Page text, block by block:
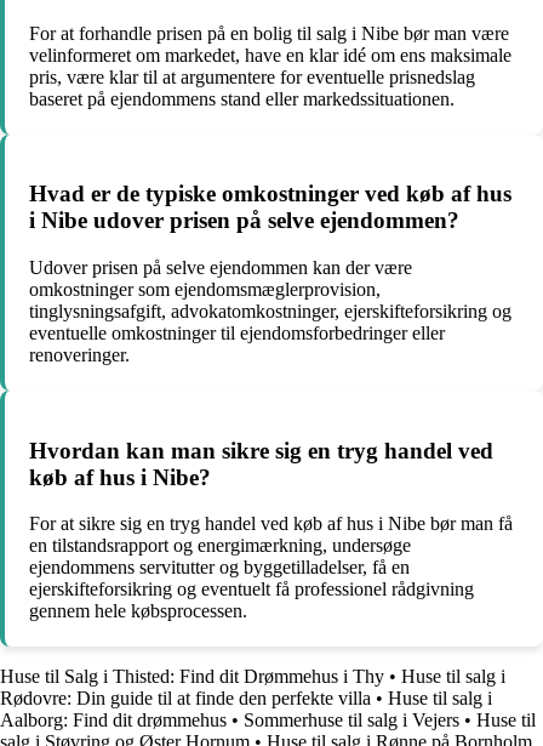
For at forhandle prisen på en bolig til salg i Nibe bør man være
velinformeret om markedet, have en klar idé om ens maksimale
pris, være klar til at argumentere for eventuelle prisnedslag
baseret på ejendommens stand eller markedssituationen.
Hvad er de typiske omkostninger ved køb af hus
i Nibe udover prisen på selve ejendommen?
Udover prisen på selve ejendommen kan der være
omkostninger som ejendomsmæglerprovision,
tinglysningsafgift, advokatomkostninger, ejerskifteforsikring og
eventuelle omkostninger til ejendomsforbedringer eller
renoveringer.
Hvordan kan man sikre sig en tryg handel ved
køb af hus i Nibe?
For at sikre sig en tryg handel ved køb af hus i Nibe bør man få
en tilstandsrapport og energimærkning, undersøge
ejendommens servitutter og byggetilladelser, få en
ejerskifteforsikring og eventuelt få professionel rådgivning
gennem hele købsprocessen.
Huse til Salg i Thisted: Find dit Drømmehus i Thy • Huse til salg i
Rødovre: Din guide til at finde den perfekte villa • Huse til salg i
Aalborg: Find dit drømmehus • Sommerhuse til salg i Vejers • Huse til